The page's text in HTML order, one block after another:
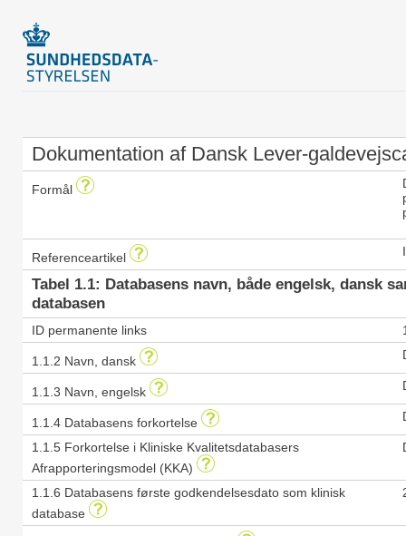
Dokumentation af Dansk Lever-
Formål
Referenceartikel
Tabel 1.1: Databasens navn, både engelsk, dansk
databasen
ID permanente links
1.1.2 Navn, dansk
1.1.3 Navn, engelsk
1.1.4 Databasens forkortelse
1.1.5 Forkortelse i Kliniske Kvalitetsdatabasers
Afrapporteringsmodel (KKA)
1.1.6 Databasens første godkendelsesdato som klinisk
database